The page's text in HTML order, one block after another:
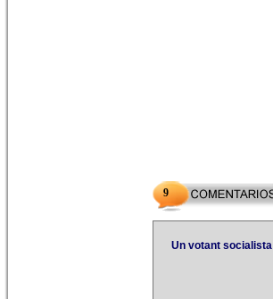
9
Un votant socialista